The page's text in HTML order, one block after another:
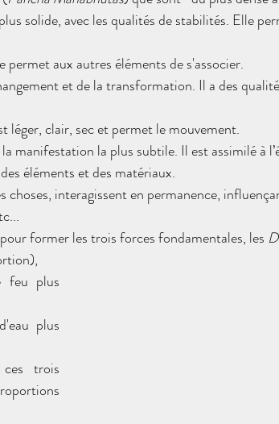
solide, avec les qualités de stabilités. Elle
permet aux autres éléments de s'associer.
et de la transformation. Il a des
léger, clair, sec et permet le mouvement.
la manifestation la plus subtile. Il est assimilé à
éléments et des matériaux.
choses, interagissent en permanence,
former les trois forces fondamentales, les
feu plus
plus
trois